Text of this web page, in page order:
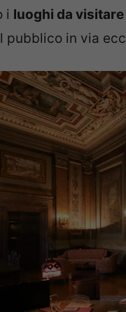
i luoghi da visitare
pubblico in via